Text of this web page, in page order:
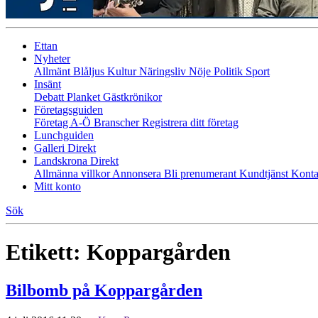
Ettan
Nyheter
Allmänt Blåljus KulturNäringsliv Nöje Politik Sport
Insänt
Debatt Planket Gästkrönikor
Företagsguiden
Företag A-Ö BranscherRegistrera ditt företag
Lunchguiden
Galleri Direkt
Landskrona Direkt
Allmänna villkorAnnonsera Bli prenumerant Kundtjänst
Mitt konto
Sök
Etikett: Koppargården
Bilbomb på Koppargården